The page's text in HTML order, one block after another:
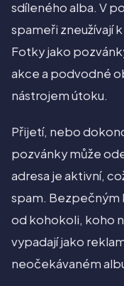
sdíleného alba. V
spameři zneužívají
Fotky jako
akce a podvodné
nástrojem útoku.
Přijetí, nebo
pozvánky může
adresa je aktivní,
spam.
od kohokoli, koho
vypadají jako
neočekávaném